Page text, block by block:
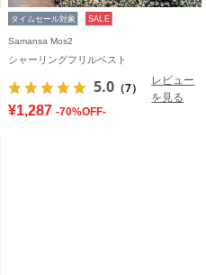
タイムセール対象 SALE
Samansa Mos2
シャーリングフリルベスト
5.0 （7）
レビュー
を見る
¥1,287 -70%OFF-